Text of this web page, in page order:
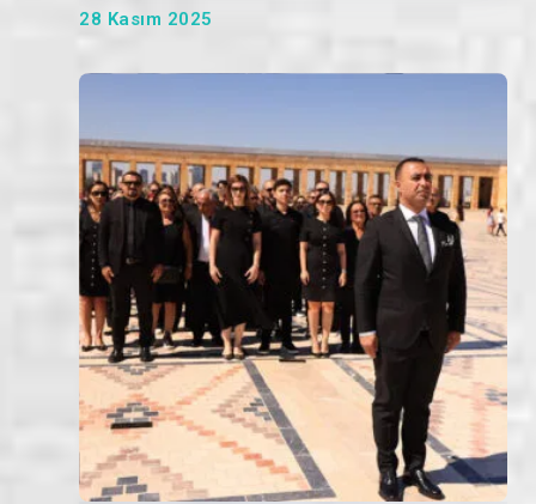
28 Kasım 2025